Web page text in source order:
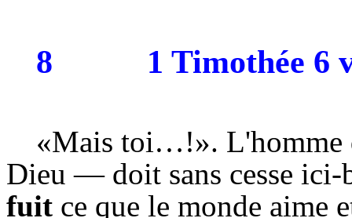
8 1 Timothée 6
«Mais toi…!». L'homme
Dieu — doit sans cesse ici-
fuit ce que le monde aime